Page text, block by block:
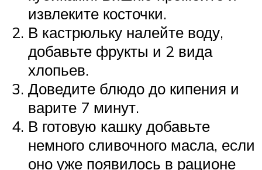
извлеките косточки.
В кастрюльку налейте воду,
добавьте фрукты и 2 вида
хлопьев.
Доведите блюдо до кипения и
варите 7 минут.
В готовую кашку добавьте
немного сливочного масла, если
оно уже появилось в рационе